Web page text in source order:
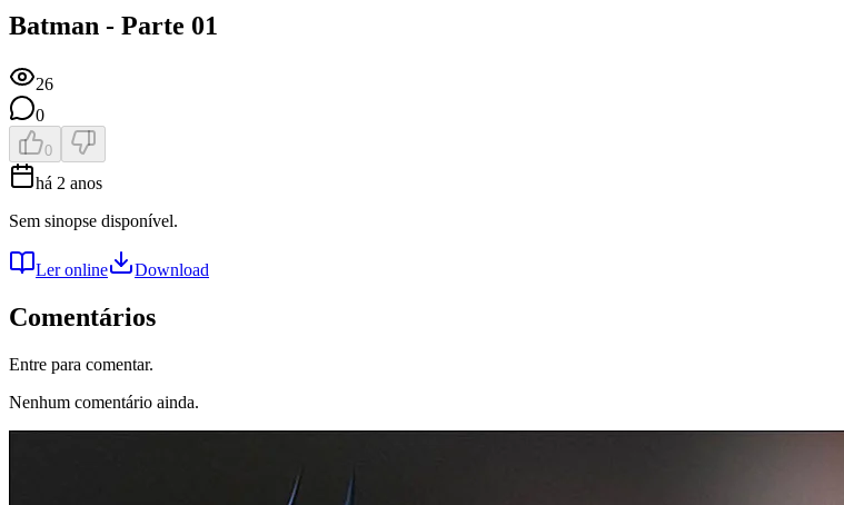
Batman - Parte 01
26
0
0
há 2 anos
Sem sinopse disponível.
Ler online Download
Comentários
Entre para comentar.
Nenhum comentário ainda.